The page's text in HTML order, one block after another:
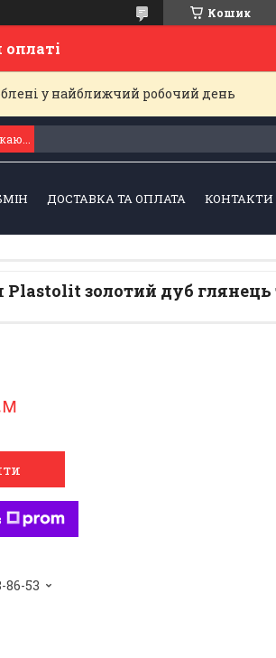
Кошик
оплаті
у найближчий робочий день
ДОСТАВКА ТА ОПЛАТА КОНТАКТИ
Plastolit золотий дуб глянець
86-53